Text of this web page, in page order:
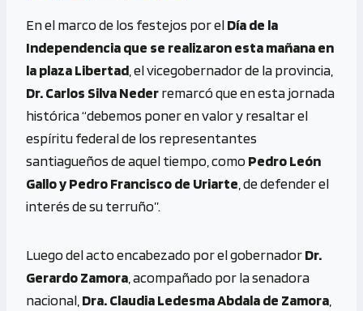
b
o
o
k
se
n
g
er
py
Li
n
k
gr
a
m
at
s
A
p
p
En el marco de los festejos por elDía de la
Independencia que se realizaron esta mañana en
la plaza Libertad , el vicegobernador de la provincia,
Dr. Carlos Silva Nederremarcó que en esta jornada
histórica “debemos poner en valor y resaltar el
espíritu federal de los representantes
santiagueños de aquel tiempo, comoPedro León
Gallo y Pedro Francisco de Uriarte , de defender el
interés de su terruño”.
Luego del acto encabezado por el gobernadorDr.
Gerardo Zamora , acompañado por la senadora
nacional, Dra. Claudia Ledesma Abdala de Zamora